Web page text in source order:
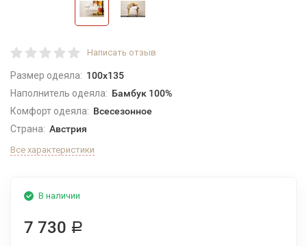
Написать отзыв
Размер одеяла: 100x135
Наполнитель одеяла: Бамбук 100%
Комфорт одеяла: Всесезонное
Страна: Австрия
Все характеристики
В наличии
7 730 Р